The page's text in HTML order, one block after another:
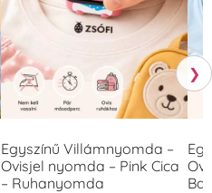
Egyszínű Villámnyomda –
Ovisjel nyomda – Pink Cica
– Ruhanyomda
❯